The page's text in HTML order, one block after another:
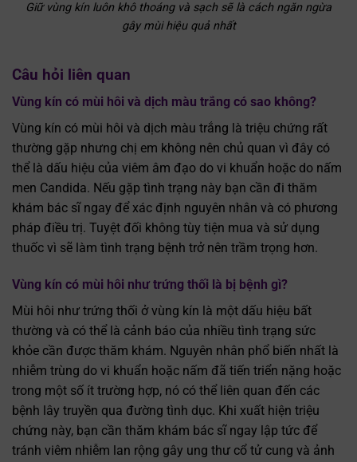
Giữ vùng kín luôn khô thoáng và sạch sẽ là cách ngăn ngừa
gây mùi hiệu quả nhất
Câu hỏi liên quan
Vùng kín có mùi hôi và dịch màu trắng có sao không?
Vùng kín có mùi hôi và dịch màu trắng là triệu chứng rất
thường gặp nhưng chị em không nên chủ quan vì đây có
thể là dấu hiệu của viêm âm đạo do vi khuẩn hoặc do nấm
men Candida. Nếu gặp tình trạng này bạn cần đi thăm
khám bác sĩ ngay để xác định nguyên nhân và có phương
pháp điều trị. Tuyệt đối không tùy tiện mua và sử dụng
thuốc vì sẽ làm tình trạng bệnh trở nên trầm trọng hơn.
Vùng kín có mùi hôi như trứng thối là bị bệnh gì?
Mùi hôi như trứng thối ở vùng kín là một dấu hiệu bất
thường và có thể là cảnh báo của nhiều tình trạng sức
khỏe cần được thăm khám. Nguyên nhân phổ biến nhất là
nhiễm trùng do vi khuẩn hoặc nấm đã tiến triển nặng hoặc
trong một số ít trường hợp, nó có thể liên quan đến các
bệnh lây truyền qua đường tình dục. Khi xuất hiện triệu
chứng này, bạn cần thăm khám bác sĩ ngay lập tức để
tránh viêm nhiễm lan rộng gây ung thư cổ tử cung và ảnh